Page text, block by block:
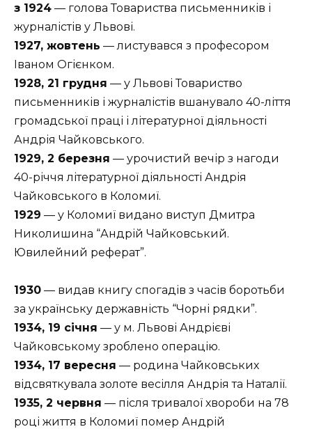
з 1924 — голова Товариства письменників і
журналістів у Львові.
1927, жовтень — листувався з професором
Іваном Огієнком.
1928, 21 грудня — у Львові Товариство
письменників і журналістів вшанувало 40-ліття
громадської праці і літературної діяльності
Андрія Чайковського.
1929, 2 березня — урочистий вечір з нагоди
40-річчя літературної діяльності Андрія
Чайковського в Коломиї.
1929 — у Коломиї видано виступ Дмитра
Николишина “Андрій Чайковський.
Ювилейний реферат”.
1930 — видав книгу спогадів з часів боротьби
за українську державність “Чорні рядки”.
1934, 19 січня — у м. Львові Андрієві
Чайковському зроблено операцію.
1934, 17 вересня — родина Чайковських
відсвяткувала золоте весілля Андрія та Наталії.
1935, 2 червня — після тривалої хвороби на 78
році життя в Коломиї помер Андрій